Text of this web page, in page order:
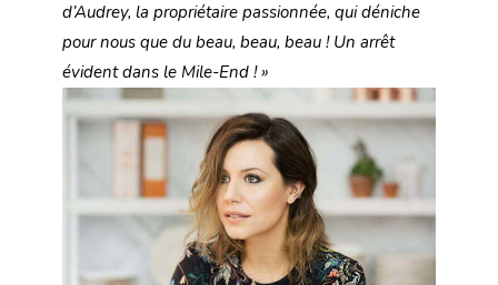
d’Audrey, la propriétaire passionnée, qui déniche
pour nous que du beau, beau, beau ! Un arrêt
évident dans le Mile-End ! »